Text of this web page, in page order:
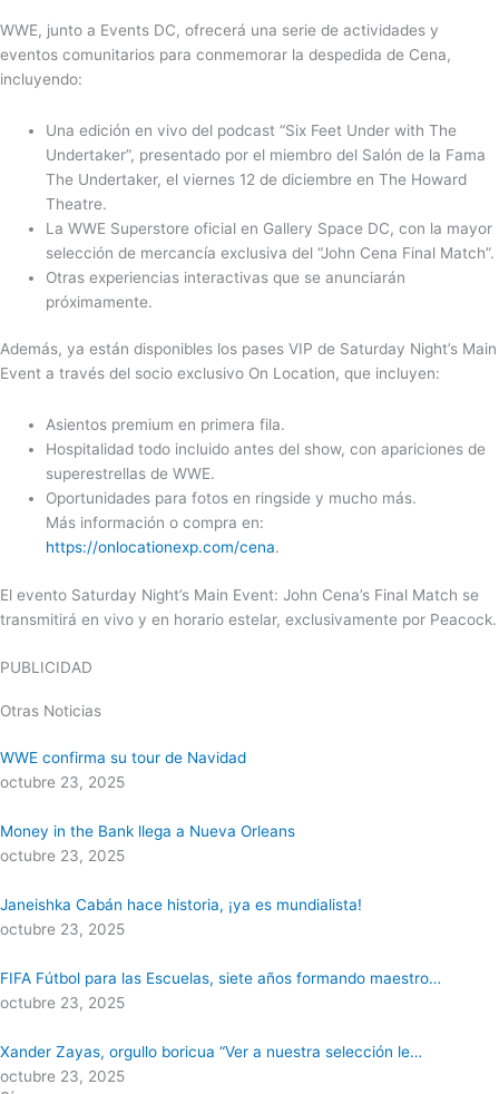
WWE, junto a Events DC, ofrecerá una serie de actividades y
eventos comunitarios para conmemorar la despedida de Cena,
incluyendo:
Una edición en vivo del podcast “Six Feet Under with The
Undertaker”, presentado por el miembro del Salón de la Fama
The Undertaker, el viernes 12 de diciembre en The Howard
Theatre.
La WWE Superstore oficial en Gallery Space DC, con la mayor
selección de mercancía exclusiva del “John Cena Final Match”.
Otras experiencias interactivas que se anunciarán
próximamente.
Además, ya están disponibles los pases VIP de Saturday Night’s Main
Event a través del socio exclusivo On Location, que incluyen:
Asientos premium en primera fila.
Hospitalidad todo incluido antes del show, con apariciones de
superestrellas de WWE.
Oportunidades para fotos en ringside y mucho más.
Más información o compra en:
https://onlocationexp.com/cena.
El evento Saturday Night’s Main Event: John Cena’s Final Match se
transmitirá en vivo y en horario estelar, exclusivamente por Peacock.
PUBLICIDAD
Otras Noticias
WWE confirma su tour de Navidad
octubre 23, 2025
Money in the Bank llega a Nueva Orleans
octubre 23, 2025
Janeishka Cabán hace historia, ¡ya es mundialista!
octubre 23, 2025
FIFA Fútbol para las Escuelas, siete años formando maestro…
octubre 23, 2025
Xander Zayas, orgullo boricua “Ver a nuestra selección le…
octubre 23, 2025